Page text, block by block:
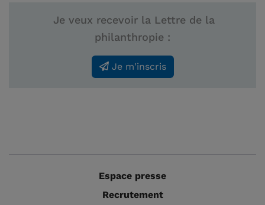
Je veux recevoir la Lettre de la
philanthropie :
Je m'inscris
Espace presse
Recrutement